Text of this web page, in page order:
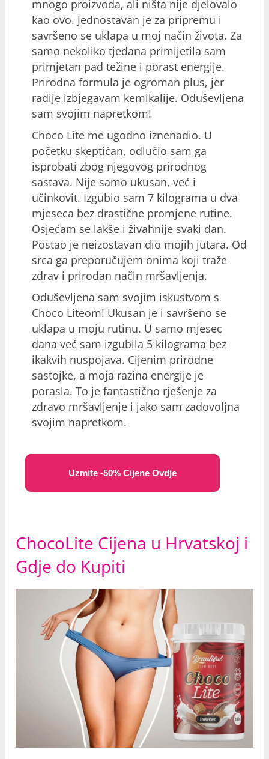
mnogo proizvoda, ali ništa nije djelovalo
kao ovo. Jednostavan je za pripremu i
savršeno se uklapa u moj način života. Za
samo nekoliko tjedana primijetila sam
primjetan pad težine i porast energije.
Prirodna formula je ogroman plus, jer
radije izbjegavam kemikalije. Oduševljena
sam svojim napretkom!
Choco Lite me ugodno iznenadio. U
početku skeptičan, odlučio sam ga
isprobati zbog njegovog prirodnog
sastava. Nije samo ukusan, već i
učinkovit. Izgubio sam 7 kilograma u dva
mjeseca bez drastične promjene rutine.
Osjećam se lakše i živahnije svaki dan.
Postao je neizostavan dio mojih jutara. Od
srca ga preporučujem onima koji traže
zdrav i prirodan način mršavljenja.
Oduševljena sam svojim iskustvom s
Choco Liteom! Ukusan je i savršeno se
uklapa u moju rutinu. U samo mjesec
dana već sam izgubila 5 kilograma bez
ikakvih nuspojava. Cijenim prirodne
sastojke, a moja razina energije je
porasla. To je fantastično rješenje za
zdravo mršavljenje i jako sam zadovoljna
svojim napretkom.
Uzmite -50% Cijene Ovdje
ChocoLite Cijena u Hrvatskoj i
Gdje do Kupiti